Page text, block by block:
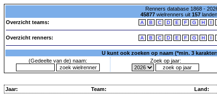
Renners database 1868 -
45877wielrenners uit 157
Overzicht teams:
A B C D E F G H I
Overzicht renners: A B C D E F G H I
U kunt ook zoeken op naam (*min. 3
(Gedeelte van de) naam:
Zoek op jaar:
Jaar: Team: Land: